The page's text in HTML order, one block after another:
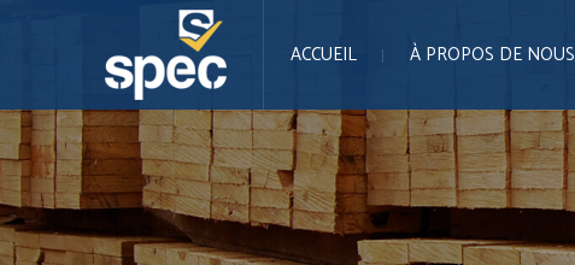
ACCUEIL À PROPOS DE NOUS